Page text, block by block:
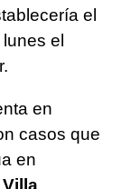
el
el
en
casos que
en